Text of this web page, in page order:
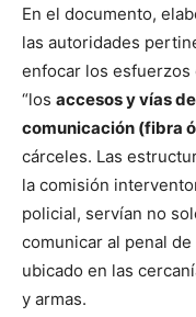
En el documento,
las autoridades
enfocar los
“los accesos y vías
comunicación (fibra
cárceles. Las
la comisión
policial, servían no
comunicar al penal
ubicado en las
y armas.